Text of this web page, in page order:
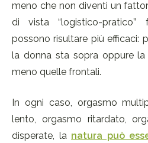
meno che non diventi un
di vista “logistico-pratico”
possono risultare più efficaci:
la donna sta sopra oppure la
meno quelle frontali.
In ogni caso, orgasmo
lento, orgasmo ritardato,
disperate, la natura può